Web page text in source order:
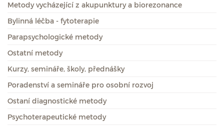
Metody vycházející z akupunktury a biorezonance
Bylinná léčba - fytoterapie
Parapsychologické metody
Ostatní metody
Kurzy, semináře, školy, přednášky
Poradenství a semináře pro osobní rozvoj
Ostaní diagnostické metody
Psychoterapeutické metody